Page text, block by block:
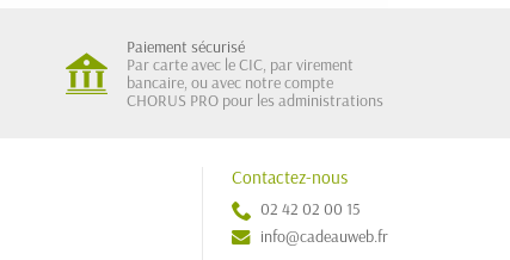
Paiement sécurisé
Par carte avec le CIC, par virement
bancaire, ou avec notre compte
CHORUS PRO pour les administrations
Contactez-nous
02 42 02 00 15
info@cadeauweb.fr